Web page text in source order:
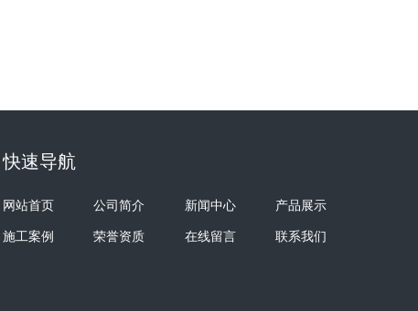
快速导航
网站首页 公司简介 新闻中心 产品展示
施工案例 荣誉资质 在线留言 联系我们